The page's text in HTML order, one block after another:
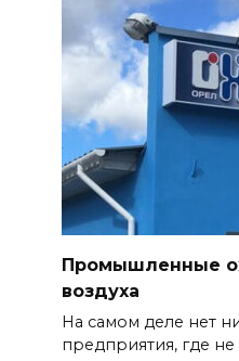
Промышленные
воздуха
На самом деле нет
предприятия, где